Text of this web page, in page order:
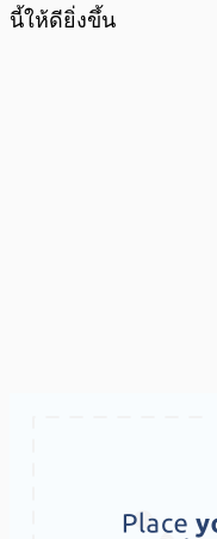
นี้ให้ดียิ่งขึ้น